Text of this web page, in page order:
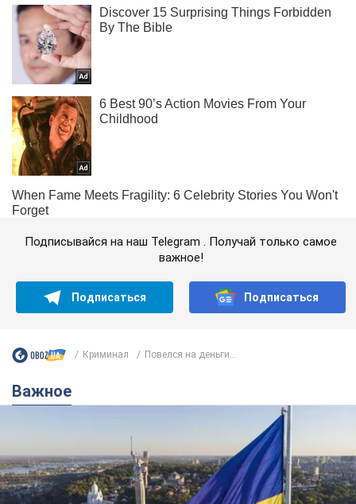
Подписывайся на наш Telegram . Получай только самое
важное!
Подписаться Подписаться
Криминал Повелся на деньги...
Важное